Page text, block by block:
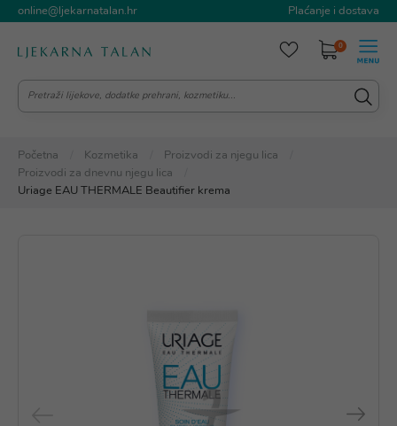
online@ljekarnatalan.hr Plaćanje i dostava
0
Početna Kozmetika
Proizvodi za njegu lica
Proizvodi za dnevnu njegu lica
Uriage EAU THERMALE Beautifier krema